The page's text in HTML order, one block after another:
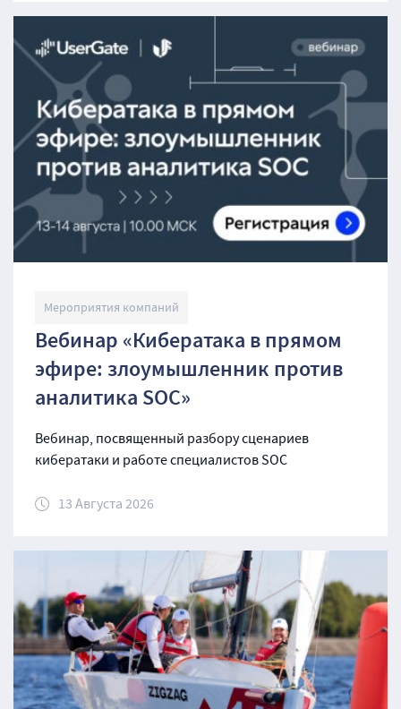
Мероприятия компаний
Вебинар «Кибератака в прямом
эфире: злоумышленник против
аналитика SOC»
Вебинар, посвященный разбору сценариев
кибератаки и работе специалистов SOC
13 Августа 2026